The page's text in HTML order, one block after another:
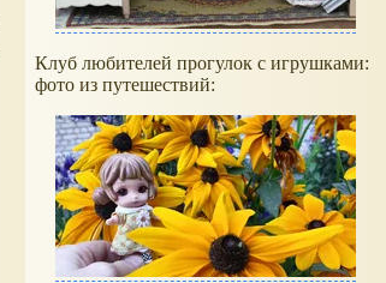
Клуб любителей прогулок с игрушками:
фото из путешествий: